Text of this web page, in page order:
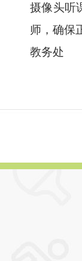
摄像头听
师，确保
教务处